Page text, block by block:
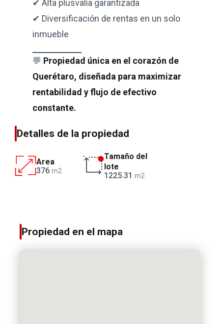
✔ Alta plusvalía garantizada
✔ Diversificación de rentas en un solo
inmueble
💬 Propiedad única en el corazón de
Querétaro, diseñada para maximizar
rentabilidad y flujo de efectivo
constante.
Detalles de la propiedad
Area
376 m2
Tamaño del
lote
1225.31m2
Propiedad en el mapa